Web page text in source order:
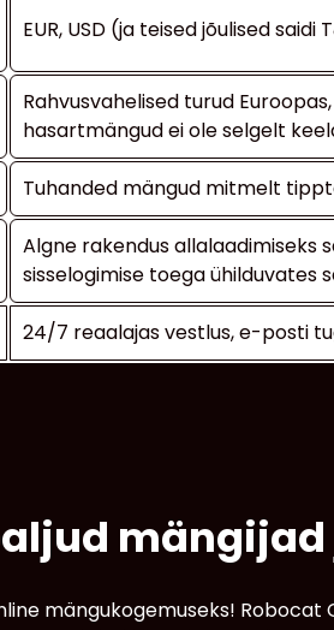
EUR, USD (ja teised jõulised
Rahvusvahelised turud
hasartmängud ei ole selgelt
Tuhanded mängud mitmelt
Algne rakendus allalaadimiseks
sisselogimise toega ühilduvates
24/7 reaalajas vestlus, e-posti
mängukogemuseks!